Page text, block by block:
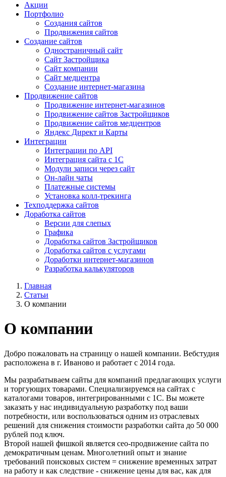
Акции
Портфолио
Создания сайтов
Продвижения сайтов
Создание сайтов
Одностраничный сайт
Сайт Застройщика
Сайт компании
Сайт медцентра
Создание интернет-магазина
Продвижение сайтов
Продвижение интернет-магазинов
Продвижение сайтов Застройщиков
Продвижение сайтов медцентров
Яндекс Директ и Карты
Интеграции
Интеграции по API
Интеграция сайта с 1С
Модули записи через сайт
Он-лайн чаты
Платежные системы
Установка колл-трекинга
Техподдержка сайтов
Доработка сайтов
Версии для слепых
Графика
Доработка сайтов Застройщиков
Доработка сайтов с услугами
Доработки интернет-магазинов
Разработка калькуляторов
Главная
Статьи
О компании
О компании
Добро пожаловать на страницу о нашей компании. Вебстудия
расположена в г. Иваново и работает с 2014 года.
Мы разрабатываем сайты для компаний предлагающих услуги
и торгующих товарами. Специализируемся на сайтах с
каталогами товаров, интегрированными с 1С. Вы можете
заказать у нас индивидуальную разработку под ваши
потребности, или воспользоваться одним из отраслевых
решений для снижения стоимости разработки сайта до 50 000
рублей под ключ.
Второй нашей фишкой является сео-продвижение сайта по
демократичным ценам. Многолетний опыт и знание
требований поисковых систем = снижение временных затрат
на работу и как следствие - снижение цены для вас, как для